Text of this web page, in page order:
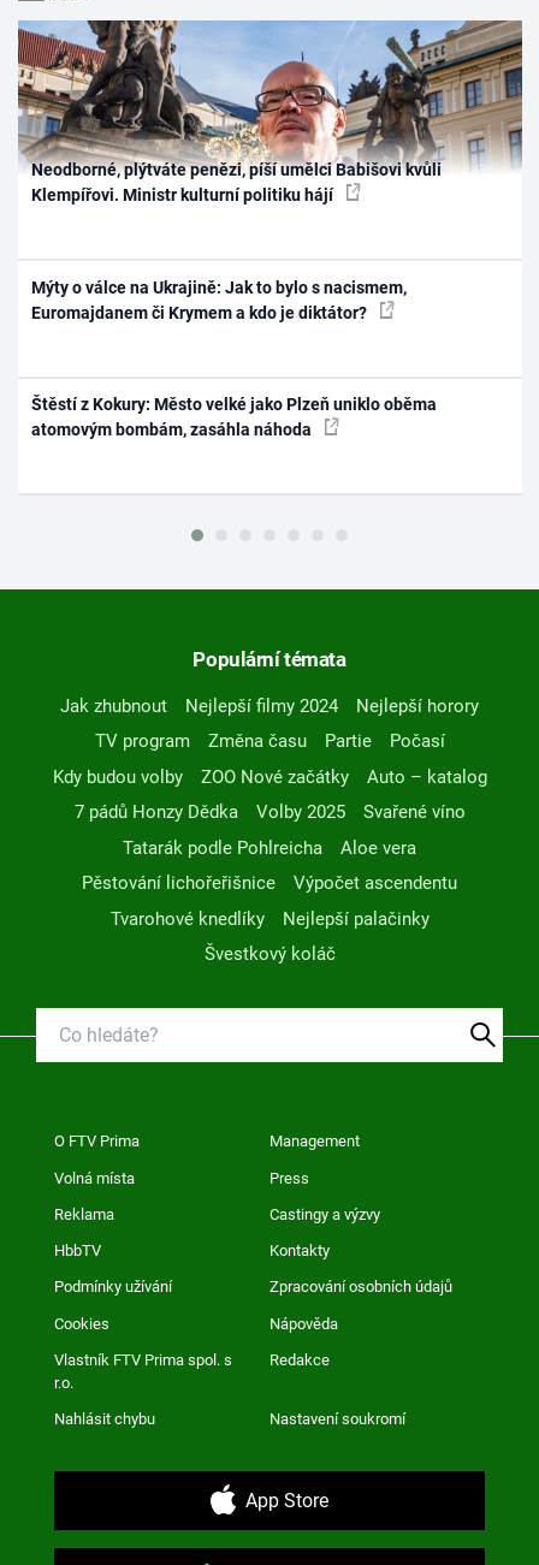
Neodborné, plýtváte penězi, píší umělci Babišovi kvůli
Klempířovi. Ministr kulturní politiku hájí
Mýty o válce na Ukrajině: Jak to bylo s nacismem,
Euromajdanem či Krymem a kdo je diktátor?
Štěstí z Kokury: Město velké jako Plzeň uniklo oběma
atomovým bombám, zasáhla náhoda
Populární témata
Jak zhubnout Nejlepší filmy 2024
Nejlepší horory
TV program
Změna času Partie
Počasí
Kdy budou volby
ZOO Nové začátky
Auto – katalog
7 pádů Honzy Dědka
Volby 2025
Svařené víno
Tatarák podle Pohlreicha
Aloe vera
Pěstování lichořeřišnice
Výpočet ascendentu
Tvarohové knedlíky
Nejlepší palačinky
Švestkový koláč
O FTV Prima Management
Volná místa Press
Reklama Castingy a výzvy
HbbTV Kontakty
Podmínky užívání Zpracování osobních údajů
Cookies Nápověda
Vlastník FTV Prima spol. s
r.o.
Redakce
Nahlásit chybu Nastavení soukromí
App Store